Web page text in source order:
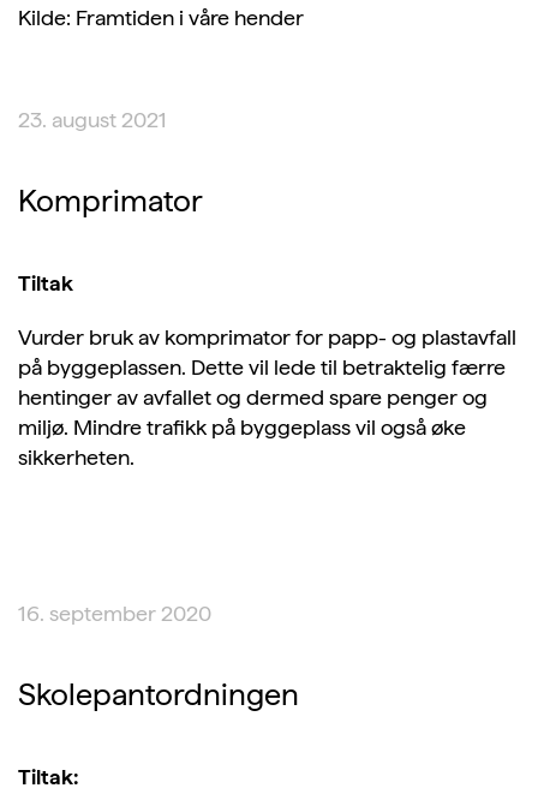
Kilde: Framtiden i våre hender
23. august 2021
Komprimator
Tiltak
Vurder bruk av komprimator for papp- og plastavfall
på byggeplassen. Dette vil lede til betraktelig færre
hentinger av avfallet og dermed spare penger og
miljø. Mindre trafikk på byggeplass vil også øke
sikkerheten.
16. september 2020
Skolepantordningen
Tiltak: